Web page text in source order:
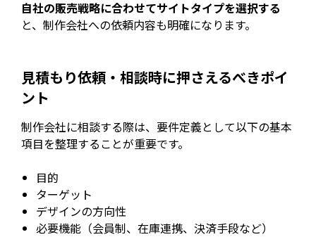
自社の販売戦略に合わせてサイトタイプを選択する
と、制作会社への依頼内容も明確になります。
見積もり依頼・相談時に押さえるべきポイ
ント
制作会社に相談する際は、要件定義として以下の基本
項目を整理することが重要です。
目的
ターゲット
デザインの方向性
必要機能（会員制、在庫連携、決済手段など）